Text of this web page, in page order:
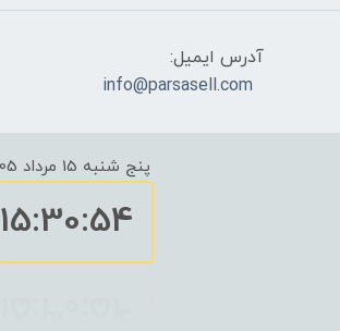
آدرس ایمیل:
info@parsasell.com
پنج شنبه 15 مرداد 1405
15:30:54